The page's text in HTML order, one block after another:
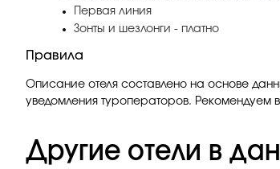
Первая линия
Зонты и шезлонги - платно
Правила
Описание отеля составлено на основе
уведомления туроператоров. Рекомендуем
Другие отели в